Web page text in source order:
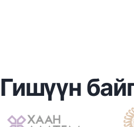
Гишүүн